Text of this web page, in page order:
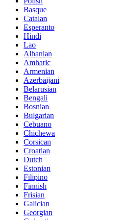
Basque
Catalan
Esperanto
Hindi
Lao
Albanian
Amharic
Armenian
Azerbaijani
Belarusian
Bengali
Bosnian
Bulgarian
Cebuano
Chichewa
Corsican
Croatian
Dutch
Estonian
Filipino
Finnish
Frisian
Galician
Georgian